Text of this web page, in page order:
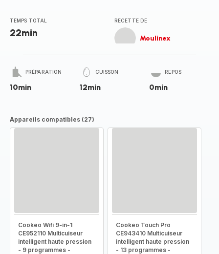
TEMPS TOTAL
22min
RECETTE DE
Moulinex
PRÉPARATION
10min
CUISSON
12min
REPOS
0min
Appareils compatibles (27)
Cookeo Wifi 9-in-1
CE952110 Multicuiseur
intelligent haute pression
- 9 programmes -
Cookeo Touch Pro
CE943410 Multicuiseur
intelligent haute pression
- 13 programmes -